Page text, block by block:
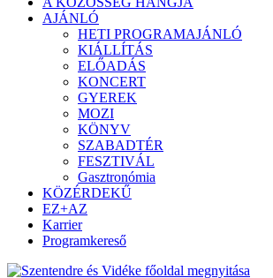
AJÁNLÓ
HETI PROGRAMAJÁNLÓ
KIÁLLÍTÁS
ELŐADÁS
KONCERT
GYEREK
MOZI
KÖNYV
SZABADTÉR
FESZTIVÁL
Gasztronómia
KÖZÉRDEKŰ
EZ+AZ
Karrier
Programkereső